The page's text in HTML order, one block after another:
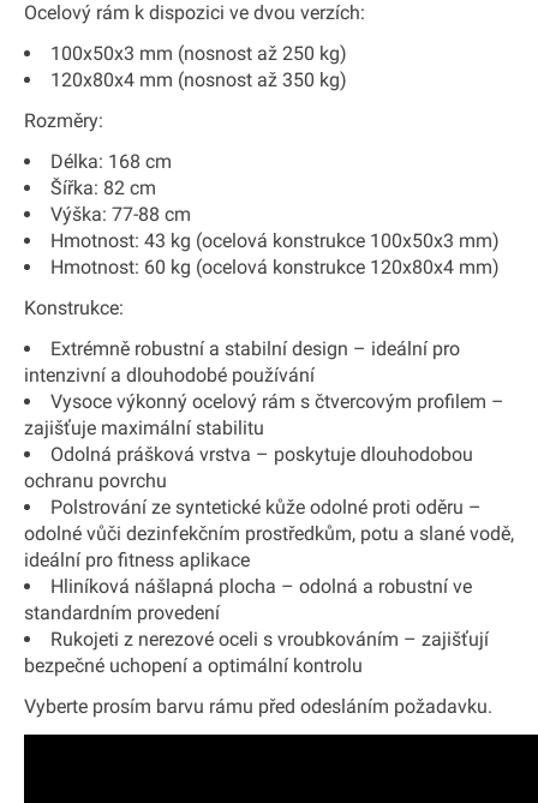
Ocelový rám k dispozici ve dvou verzích:
100x50x3 mm (nosnost až 250 kg)
120x80x4 mm (nosnost až 350 kg)
Rozměry:
Délka: 168 cm
Šířka: 82 cm
Výška: 77-88 cm
Hmotnost: 43 kg (ocelová konstrukce 100x50x3 mm)
Hmotnost: 60 kg (ocelová konstrukce 120x80x4 mm)
Konstrukce:
Extrémně robustní a stabilní design – ideální pro
intenzivní a dlouhodobé používání
Vysoce výkonný ocelový rám s čtvercovým profilem –
zajišťuje maximální stabilitu
Odolná prášková vrstva – poskytuje dlouhodobou
ochranu povrchu
Polstrování ze syntetické kůže odolné proti oděru –
odolné vůči dezinfekčním prostředkům, potu a slané vodě,
ideální pro fitness aplikace
Hliníková nášlapná plocha – odolná a robustní ve
standardním provedení
Rukojeti z nerezové oceli s vroubkováním – zajišťují
bezpečné uchopení a optimální kontrolu
Vyberte prosím barvu rámu před odesláním požadavku.